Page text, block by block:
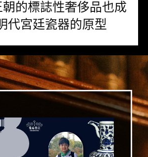
的標誌性奢侈品也成
代宮廷瓷器的原型